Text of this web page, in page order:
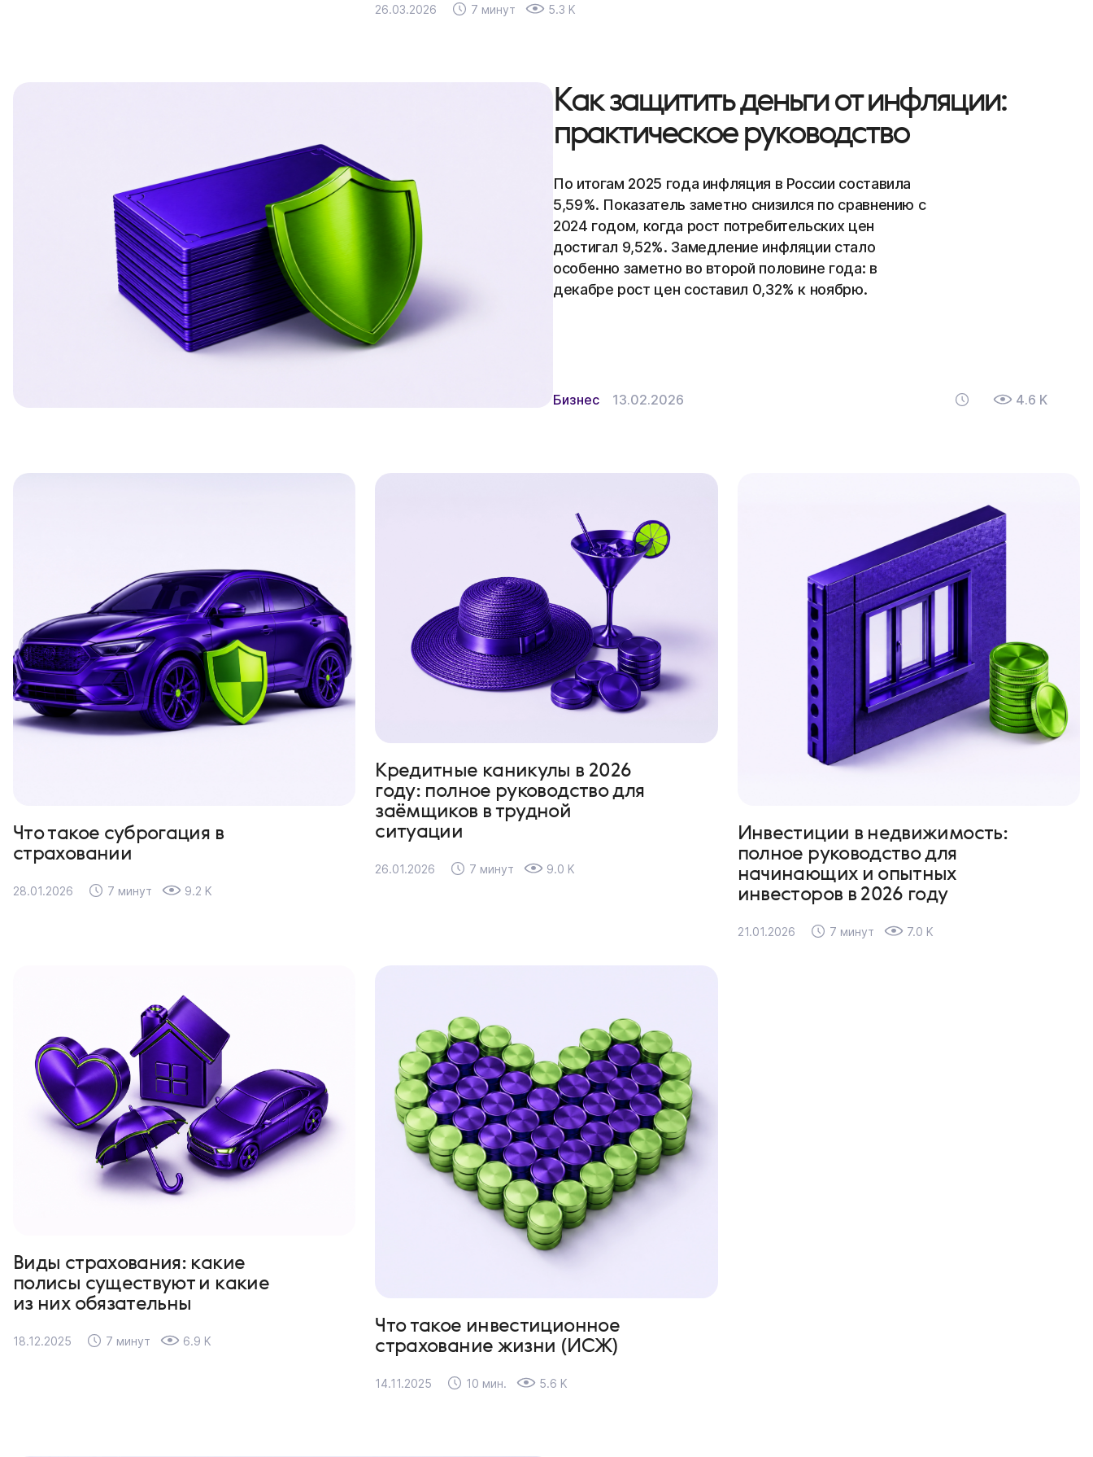
26.03.2026 7 минут 5.3 K
Как защитить деньги от инфляции:
практическое руководство
По итогам 2025 года инфляция в России составила
5,59%. Показатель заметно снизился по сравнению с
2024 годом, когда рост потребительских цен
достигал 9,52%. Замедление инфляции стало
особенно заметно во второй половине года: в
декабре рост цен составил 0,32% к ноябрю.
Бизнес 13.02.2026 4.6 K
Что такое суброгация в
страховании
28.01.2026 7 минут 9.2 K
Кредитные каникулы в 2026
году: полное руководство для
заёмщиков в трудной
ситуации
26.01.2026 7 минут 9.0 K
Инвестиции в недвижимость:
полное руководство для
начинающих и опытных
инвесторов в 2026 году
21.01.2026 7 минут 7.0 K
Виды страхования: какие
полисы существуют и какие
из них обязательны
18.12.2025 7 минут 6.9 K
Что такое инвестиционное
страхование жизни (ИСЖ)
14.11.2025 10 мин. 5.6 K